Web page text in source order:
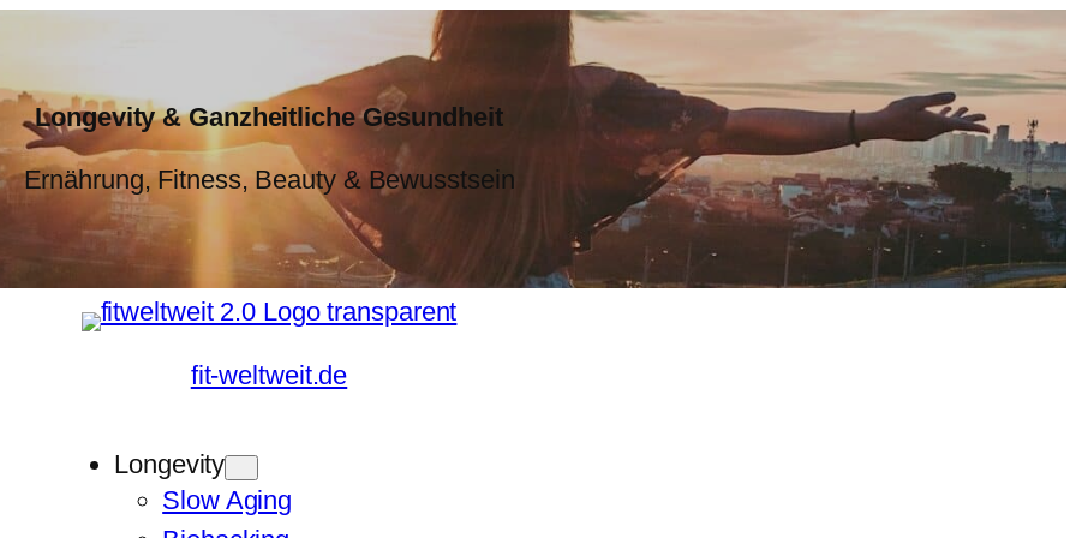
Longevity & Ganzheitliche Gesundheit
Ernährung, Fitness, Beauty & Bewusstsein
fit-weltweit.de
Longevity
Slow Aging